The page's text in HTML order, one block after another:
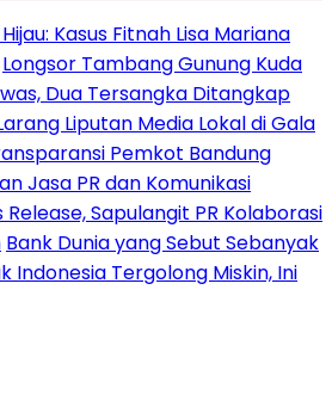
Kasus Fitnah Lisa Mariana
Longsor Tambang Gunung Kuda
Dua Tersangka Ditangkap
Liputan Media Lokal di Gala
Pemkot Bandung
Jasa PR dan Komunikasi
Sapulangit PR Kolaborasi
Bank Dunia yang Sebut Sebanyak
Indonesia Tergolong Miskin, Ini